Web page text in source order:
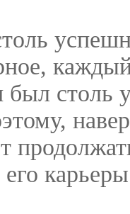
был столь